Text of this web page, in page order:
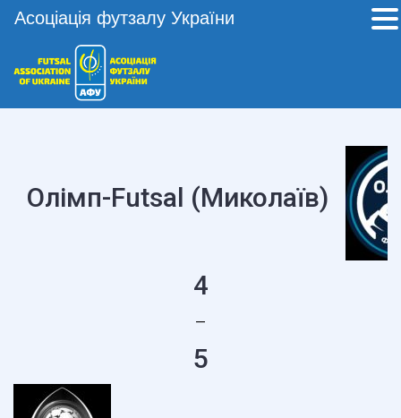
Олімп-Futsal (Миколаїв)
4
—
5
Асоціація футзалу України